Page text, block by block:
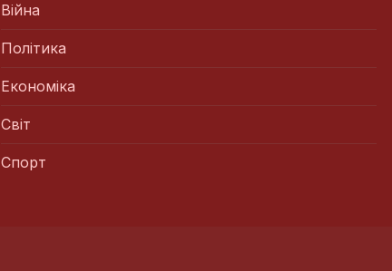
Війна
Політика
Економіка
Світ
Спорт